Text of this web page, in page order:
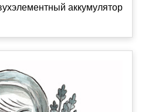
аккумулятор